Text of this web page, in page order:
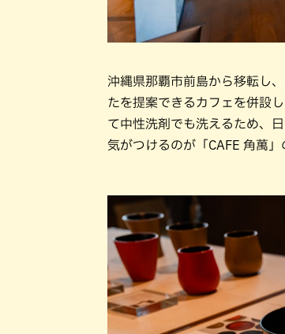
沖縄県那覇市前島から移転し
たを提案できるカフェを併設
て中性洗剤でも洗えるため、
気がつけるのが「CAFE 角萬」